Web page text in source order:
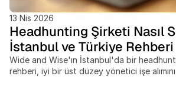
13 Nis 2026
Headhunting Şirketi Nasıl
İstanbul ve Türkiye Rehberi
Wide and Wise'ın İstanbul'da bir
rehberi, iyi bir üst düzey yönetici işe